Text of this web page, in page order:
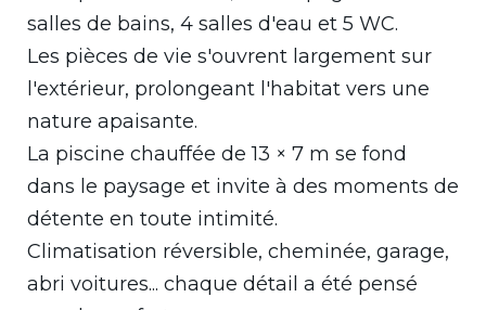
salles de bains, 4 salles d'eau et 5 WC.
Les pièces de vie s'ouvrent largement sur
l'extérieur, prolongeant l'habitat vers une
nature apaisante.
La piscine chauffée de 13 × 7 m se fond
dans le paysage et invite à des moments de
détente en toute intimité.
Climatisation réversible, cheminée, garage,
abri voitures... chaque détail a été pensé